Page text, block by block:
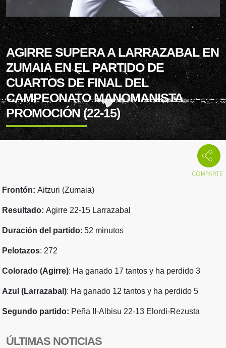
AGIRRE SUPERA A LARRAZABAL EN
ZUMAIA EN EL PARTIDO DE
CUARTOS DE FINAL DEL
CAMPEONATO MANOMANISTA
PROMOCIÓN (22-15)
Frontón: Aitzuri (Zumaia)
Resultado: Agirre 22-15 Larrazabal
Duración del partido: 52 minutos
Pelotazos: 272
Colorado (Agirre): Ha ganado 17 tantos y ha perdido 3
Azul (Larrazabal): Ha ganado 12 tantos y ha perdido 5
Segundo partido: Peña II-Albisu 22-13 Elordi-Rezusta
ÚLTIMAS NOTICIAS